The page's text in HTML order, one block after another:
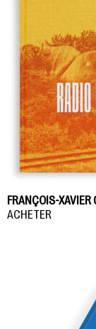
FRANÇOIS-
ACHETER